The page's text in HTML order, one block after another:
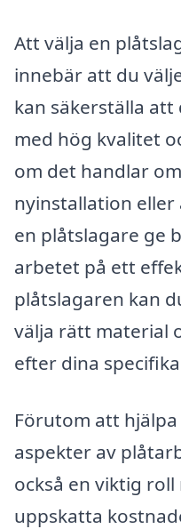
Att välja en
innebär att du
kan säkerställa
med hög kvalitet
om det handlar
nyinstallation eller
en plåtslagare ge
arbetet på ett
plåtslagaren kan
välja rätt material
efter dina
Förutom att
aspekter av
också en viktig
uppskatta